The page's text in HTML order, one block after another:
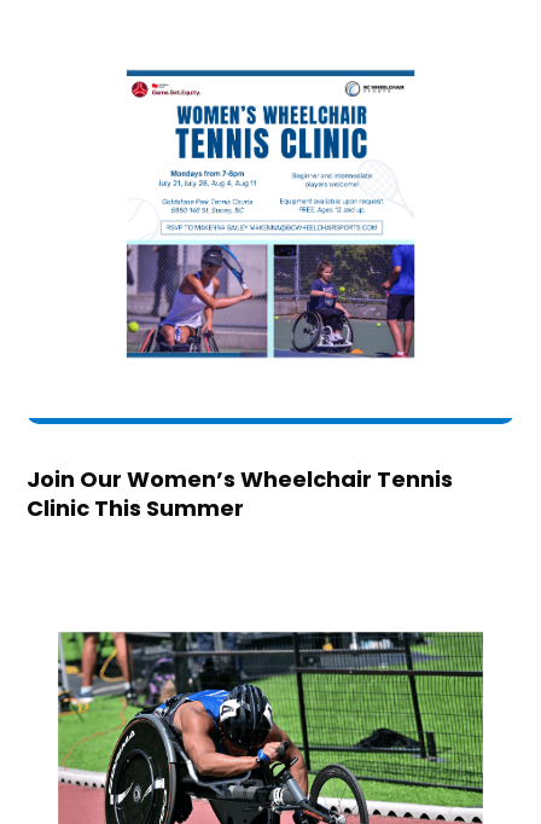
Join Our Women’s Wheelchair Tennis
Clinic This Summer